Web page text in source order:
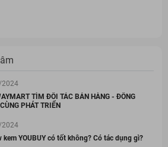
TÌM ĐỐI TÁC BÁN HÀNG - ĐỒNG
PHÁT TRIỂN
kem YOUBUY có tốt không? Có tác dụng gì?